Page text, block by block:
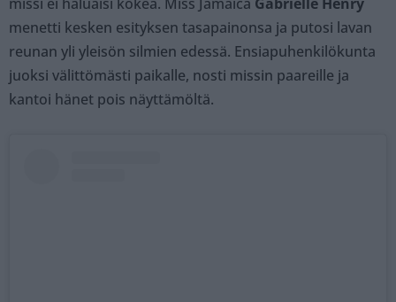
menetti kesken esityksen tasapainonsa ja putosi lavan
reunan yli yleisön silmien edessä. Ensiapuhenkilökunta
juoksi välittömästi paikalle, nosti missin paareille ja
kantoi hänet pois näyttämöltä.